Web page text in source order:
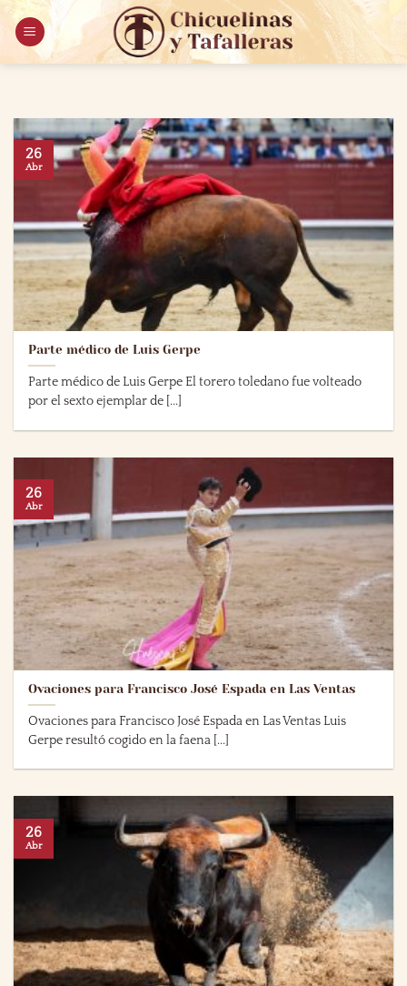
Saltar
contenido
Parte médico de Luis Gerpe
Parte médico de Luis Gerpe El torero toledano fue volteado
por el sexto ejemplar de [...]
26
Abr
Ovaciones para Francisco José Espada en Las Ventas
Ovaciones para Francisco José Espada en Las Ventas Luis
Gerpe resultó cogido en la faena [...]
26
Abr
26
Abr